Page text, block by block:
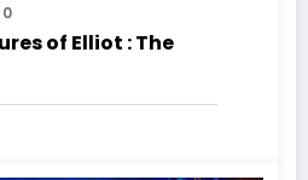
0
of Elliot : The